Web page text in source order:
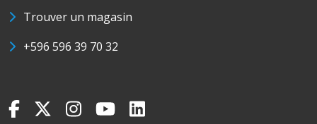
Trouver un magasin
+596 596 39 70 32